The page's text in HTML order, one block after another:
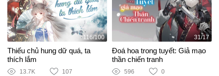
116/100
Thiếu chủ hung dữ quá, ta
thích lắm
13.7K 107
31/17
Đoá hoa trong tuyết: Giả mạo
thần chiến tranh
596 0